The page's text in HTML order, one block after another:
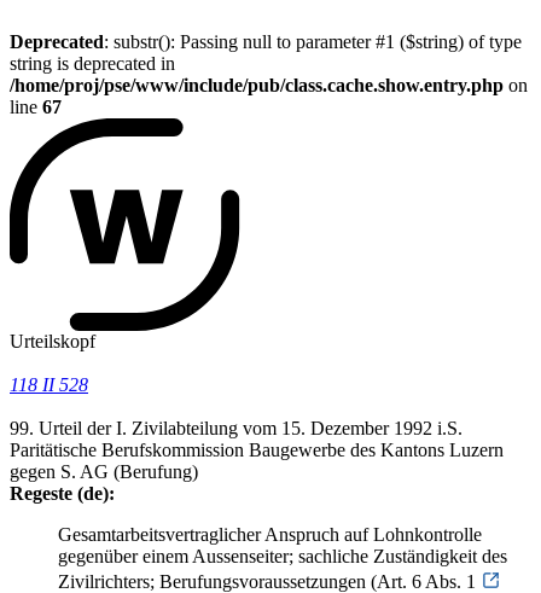
Deprecated: substr(): Passing null to parameter #1 ($string) of type
string is deprecated in
/home/proj/pse/www/include/pub/class.cache.show.entry.php on
line 67
Urteilskopf
118 II 528
99. Urteil der I. Zivilabteilung vom 15. Dezember 1992 i.S.
Paritätische Berufskommission Baugewerbe des Kantons Luzern
gegen S. AG (Berufung)
Regeste (de):
Gesamtarbeitsvertraglicher Anspruch auf Lohnkontrolle
gegenüber einem Aussenseiter; sachliche Zuständigkeit des
Zivilrichters; Berufungsvoraussetzungen (Art. 6 Abs. 1